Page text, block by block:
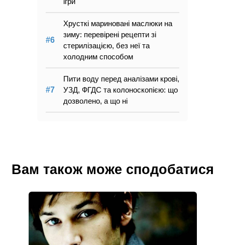
Хрусткі мариновані маслюки на
зиму: перевірені рецепти зі
стерилізацією, без неї та
холодним способом
Пити воду перед аналізами крові,
УЗД, ФГДС та колоноскопією: що
дозволено, а що ні
Вам також може сподобатися